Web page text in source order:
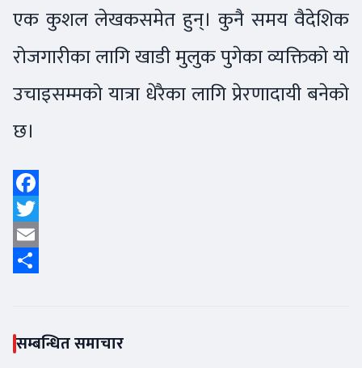
एक कुशल लेखकसमेत हुन्। कुनै समय वैदेशिक
रोजगारीका लागि खाडी मुलुक पुगेका व्यक्तिको यो
उचाइसम्मको यात्रा धेरैका लागि प्रेरणादायी बनेको
छ।
Facebook
Twitter
Email
सम्बन्धित समाचार